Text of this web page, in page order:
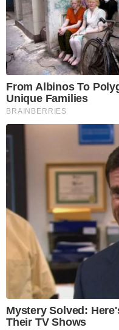
From Albinos To
Unique Families
BRAINBERRIES
Mystery Solved:
Their TV Shows